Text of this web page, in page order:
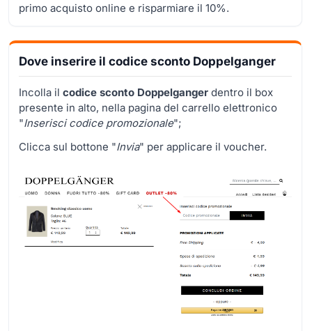
primo acquisto online e risparmiare il 10%.
Dove inserire il codice sconto Doppelganger
Incolla il codice sconto Doppelganger dentro il box
presente in alto, nella pagina del carrello elettronico
"Inserisci codice promozionale";
Clicca sul bottone "Invia" per applicare il voucher.